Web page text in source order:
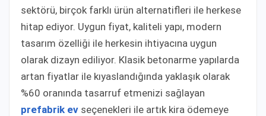
sektörü, birçok farklı ürün alternatifleri ile herkese
hitap ediyor. Uygun fiyat, kaliteli yapı, modern
tasarım özelliği ile herkesin ihtiyacına uygun
olarak dizayn ediliyor. Klasik betonarme yapılarda
artan fiyatlar ile kıyaslandığında yaklaşık olarak
%60 oranında tasarruf etmenizi sağlayan
prefabrik ev seçenekleri ile artık kira ödemeye